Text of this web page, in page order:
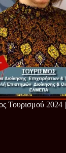
Τουρισμού 2024 |